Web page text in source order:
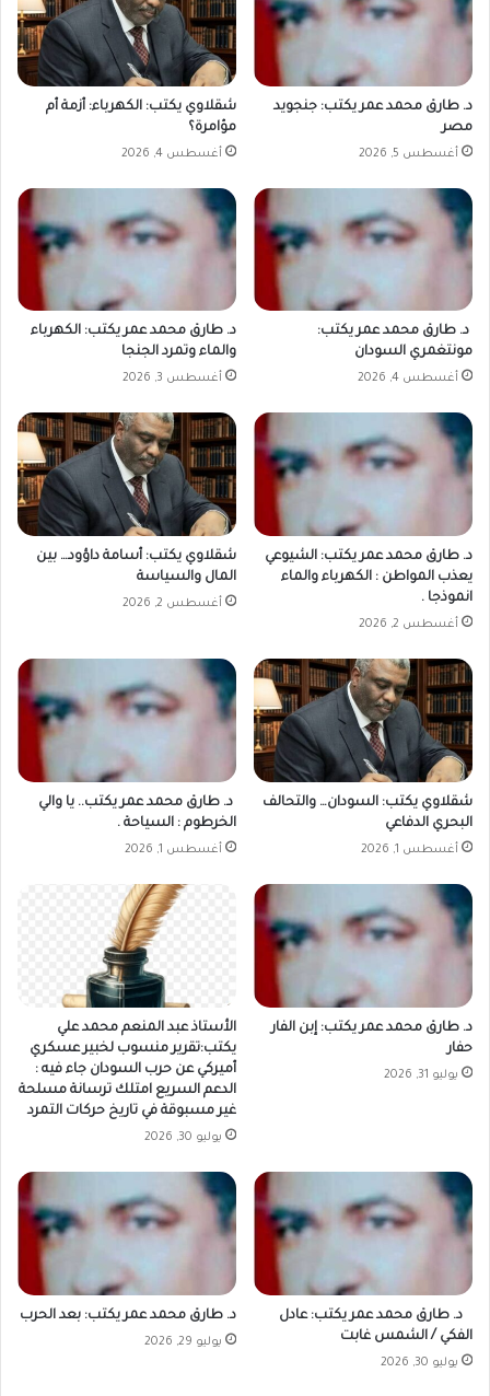
د. طارق محمد عمر يكتب: جنجويد
مصر
أغسطس 5, 2026
شقلاوي يكتب: الكهرباء: أزمة أم
مؤامرة؟
أغسطس 4, 2026
د. طارق محمد عمر يكتب:
مونتغمري السودان
أغسطس 4, 2026
د. طارق محمد عمر يكتب: الكهرباء
والماء وتمرد الجنجا
أغسطس 3, 2026
د. طارق محمد عمر يكتب: الشيوعي
يعذب المواطن : الكهرباء والماء
انموذجا .
أغسطس 2, 2026
شقلاوي يكتب: أسامة داؤود… بين
المال والسياسة
أغسطس 2, 2026
شقلاوي يكتب: السودان… والتحالف
البحري الدفاعي
أغسطس 1, 2026
د. طارق محمد عمر يكتب.. يا والي
الخرطوم : السياحة .
أغسطس 1, 2026
د. طارق محمد عمر يكتب: إبن الفار
حفار
يوليو 31, 2026
الأستاذ عبد المنعم محمد علي
يكتب:تقرير منسوب لخبير عسكري
أميركي عن حرب السودان جاء فيه :
الدعم السريع امتلك ترسانة مسلحة
غير مسبوقة في تاريخ حركات التمرد
يوليو 30, 2026
د. طارق محمد عمر يكتب: عادل
الفكي / الشمس غابت
يوليو 30, 2026
د. طارق محمد عمر يكتب: بعد الحرب
يوليو 29, 2026